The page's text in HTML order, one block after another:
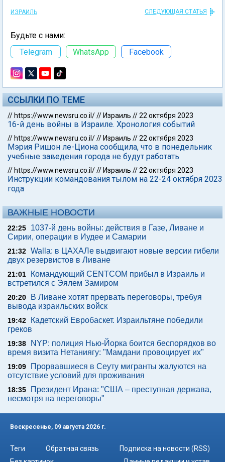
ИЗРАИЛЬ СЛЕДУЮЩАЯ СТАТЬЯ
Будьте с нами:
Telegram
WhatsApp Facebook
ССЫЛКИ ПО ТЕМЕ
// https://www.newsru.co.il/// Израиль //22 октября 2023
16-й день войны в Израиле. Хронология событий
// https://www.newsru.co.il/// Израиль //22 октября 2023
Мэрия Ришон ле-Циона сообщила, что в понедельник
учебные заведения города не будут работать
// https://www.newsru.co.il/// Израиль //22 октября 2023
Инструкции командования тылом на 22-24 октября 2023
года
ВАЖНЫЕ НОВОСТИ
22:25
1037-й день войны: действия в Газе, Ливане и
Сирии, операции в Иудее и Самарии
21:32 Walla: в ЦАХАЛе выдвигают новые версии гибели
двух резервистов в Ливане
21:01
Командующий CENTCOM прибыл в Израиль и
встретился с Эялем Замиром
20:20
В Ливане хотят прервать переговоры, требуя
вывода израильских войск
19:42
Кадетский Евробаскет. Израильтяне победили
греков
19:38
NYP: полиция Нью-Йорка боится беспорядков во
время визита Нетаниягу: "Мамдани провоцирует их"
19:09
Прорвавшиеся в Сеуту мигранты жалуются на
отсутствие условий для проживания
18:35
Президент Ирана: "США – преступная держава,
несмотря на переговоры"
Воскресенье, 09 августа 2026 г.
Теги Обратная связь
Подписка на новости (RSS)